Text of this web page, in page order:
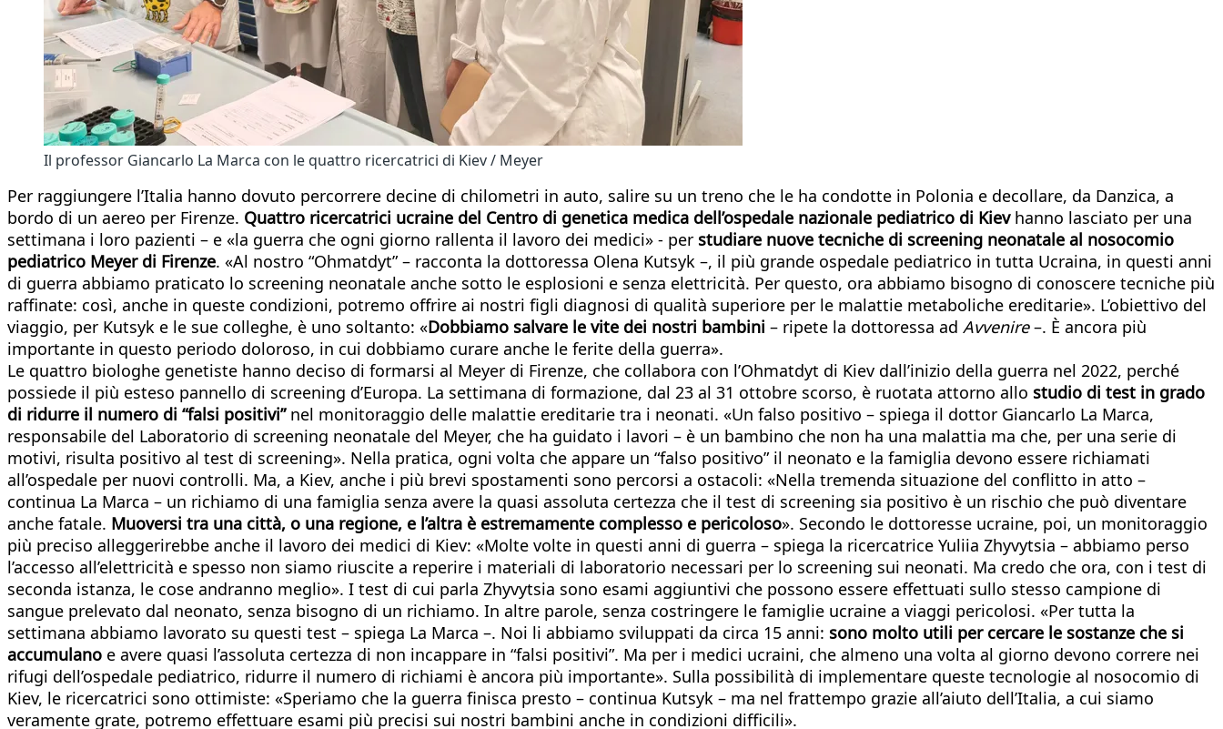
Il professor Giancarlo La Marca con le quattro ricercatrici di Kiev / Meyer
Per raggiungere l’Italia hanno dovuto percorrere decine di chilometri in auto, salire su un treno che le ha condotte in Polonia e decollare, da Danzica, a
bordo di un aereo per Firenze. Quattro ricercatrici ucraine del Centro di genetica medica dell’ospedale nazionale pediatrico di Kiev hanno lasciato per una
settimana i loro pazienti – e «la guerra che ogni giorno rallenta il lavoro dei medici» - per studiare nuove tecniche di screening neonatale al nosocomio
pediatrico Meyer di Firenze. «Al nostro “Ohmatdyt” – racconta la dottoressa Olena Kutsyk –, il più grande ospedale pediatrico in tutta Ucraina, in questi anni
di guerra abbiamo praticato lo screening neonatale anche sotto le esplosioni e senza elettricità. Per questo, ora abbiamo bisogno di conoscere tecniche più
raffinate: così, anche in queste condizioni, potremo offrire ai nostri figli diagnosi di qualità superiore per le malattie metaboliche ereditarie». L’obiettivo del
viaggio, per Kutsyk e le sue colleghe, è uno soltanto: «Dobbiamo salvare le vite dei nostri bambini – ripete la dottoressa ad Avvenire–. È ancora più
importante in questo periodo doloroso, in cui dobbiamo curare anche le ferite della guerra».
Le quattro biologhe genetiste hanno deciso di formarsi al Meyer di Firenze, che collabora con l’Ohmatdyt di Kiev dall’inizio della guerra nel 2022, perché
possiede il più esteso pannello di screening d’Europa. La settimana di formazione, dal 23 al 31 ottobre scorso, è ruotata attorno allo studio di test in grado
di ridurre il numero di “falsi positivi”nel monitoraggio delle malattie ereditarie tra i neonati. «Un falso positivo – spiega il dottor Giancarlo La Marca,
responsabile del Laboratorio di screening neonatale del Meyer, che ha guidato i lavori – è un bambino che non ha una malattia ma che, per una serie di
motivi, risulta positivo al test di screening». Nella pratica, ogni volta che appare un “falso positivo” il neonato e la famiglia devono essere richiamati
all’ospedale per nuovi controlli. Ma, a Kiev, anche i più brevi spostamenti sono percorsi a ostacoli: «Nella tremenda situazione del conflitto in atto –
continua La Marca – un richiamo di una famiglia senza avere la quasi assoluta certezza che il test di screening sia positivo è un rischio che può diventare
anche fatale. Muoversi tra una città, o una regione, e l’altra è estremamente complesso e pericoloso». Secondo le dottoresse ucraine, poi, un monitoraggio
più preciso alleggerirebbe anche il lavoro dei medici di Kiev: «Molte volte in questi anni di guerra – spiega la ricercatrice Yuliia Zhyvytsia – abbiamo perso
l’accesso all’elettricità e spesso non siamo riuscite a reperire i materiali di laboratorio necessari per lo screening sui neonati. Ma credo che ora, con i test di
seconda istanza, le cose andranno meglio». I test di cui parla Zhyvytsia sono esami aggiuntivi che possono essere effettuati sullo stesso campione di
sangue prelevato dal neonato, senza bisogno di un richiamo. In altre parole, senza costringere le famiglie ucraine a viaggi pericolosi. «Per tutta la
settimana abbiamo lavorato su questi test – spiega La Marca –. Noi li abbiamo sviluppati da circa 15 anni: sono molto utili per cercare le sostanze che si
accumulano e avere quasi l’assoluta certezza di non incappare in “falsi positivi”. Ma per i medici ucraini, che almeno una volta al giorno devono correre nei
rifugi dell’ospedale pediatrico, ridurre il numero di richiami è ancora più importante». Sulla possibilità di implementare queste tecnologie al nosocomio di
Kiev, le ricercatrici sono ottimiste: «Speriamo che la guerra finisca presto – continua Kutsyk – ma nel frattempo grazie all’aiuto dell’Italia, a cui siamo
veramente grate, potremo effettuare esami più precisi sui nostri bambini anche in condizioni difficili».